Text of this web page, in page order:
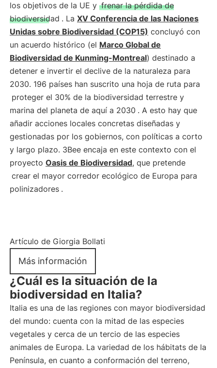
los objetivos de la UE y frenar la pérdida de
biodiversidad . La XV Conferencia de las Naciones
Unidas sobre Biodiversidad (COP15) concluyó con
un acuerdo histórico (el Marco Global de
Biodiversidad de Kunming-Montreal) destinado a
detener e invertir el declive de la naturaleza para
2030. 196 países han suscrito una hoja de ruta para
proteger el 30% de la biodiversidad terrestre y
marina del planeta de aquí a 2030 . A esto hay que
añadir acciones locales concretas diseñadas y
gestionadas por los gobiernos, con políticas a corto
y largo plazo. 3Bee encaja en este contexto con el
proyecto Oasis de Biodiversidad, que pretende
crear el mayor corredor ecológico de Europa para
polinizadores .
Artículo de Giorgia Bollati
Más información
¿Cuál es la situación de la
biodiversidad en Italia?
Italia es una de las regiones con mayor biodiversidad
del mundo: cuenta con la mitad de las especies
vegetales y cerca de un tercio de las especies
animales de Europa. La variedad de los hábitats de la
Península, en cuanto a conformación del terreno,